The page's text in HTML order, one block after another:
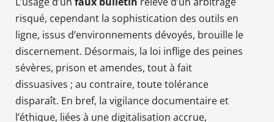
risqué, cependant la sophistication des outils en
ligne, issus d’environnements dévoyés, brouille le
discernement. Désormais, la loi inflige des peines
sévères, prison et amendes, tout à fait
dissuasives ; au contraire, toute tolérance
disparaît. En bref, la vigilance documentaire et
l’éthique, liées à une digitalisation accrue,